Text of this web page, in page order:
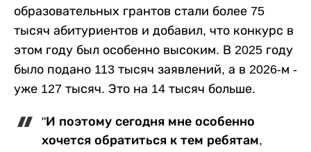
образовательных грантов стали более 75
тысяч абитуриентов и добавил, что конкурс в
этом году был особенно высоким. В 2025 году
было подано 113 тысяч заявлений, а в 2026-м -
уже 127 тысяч. Это на 14 тысяч больше.
"И поэтому сегодня мне особенно
хочется обратиться к тем ребятам,